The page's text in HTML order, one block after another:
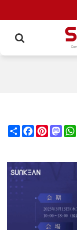
Share
FacebookPinterestMastodon
WhatsApp